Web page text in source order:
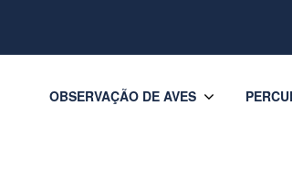
OBSERVAÇÃO DE AVES